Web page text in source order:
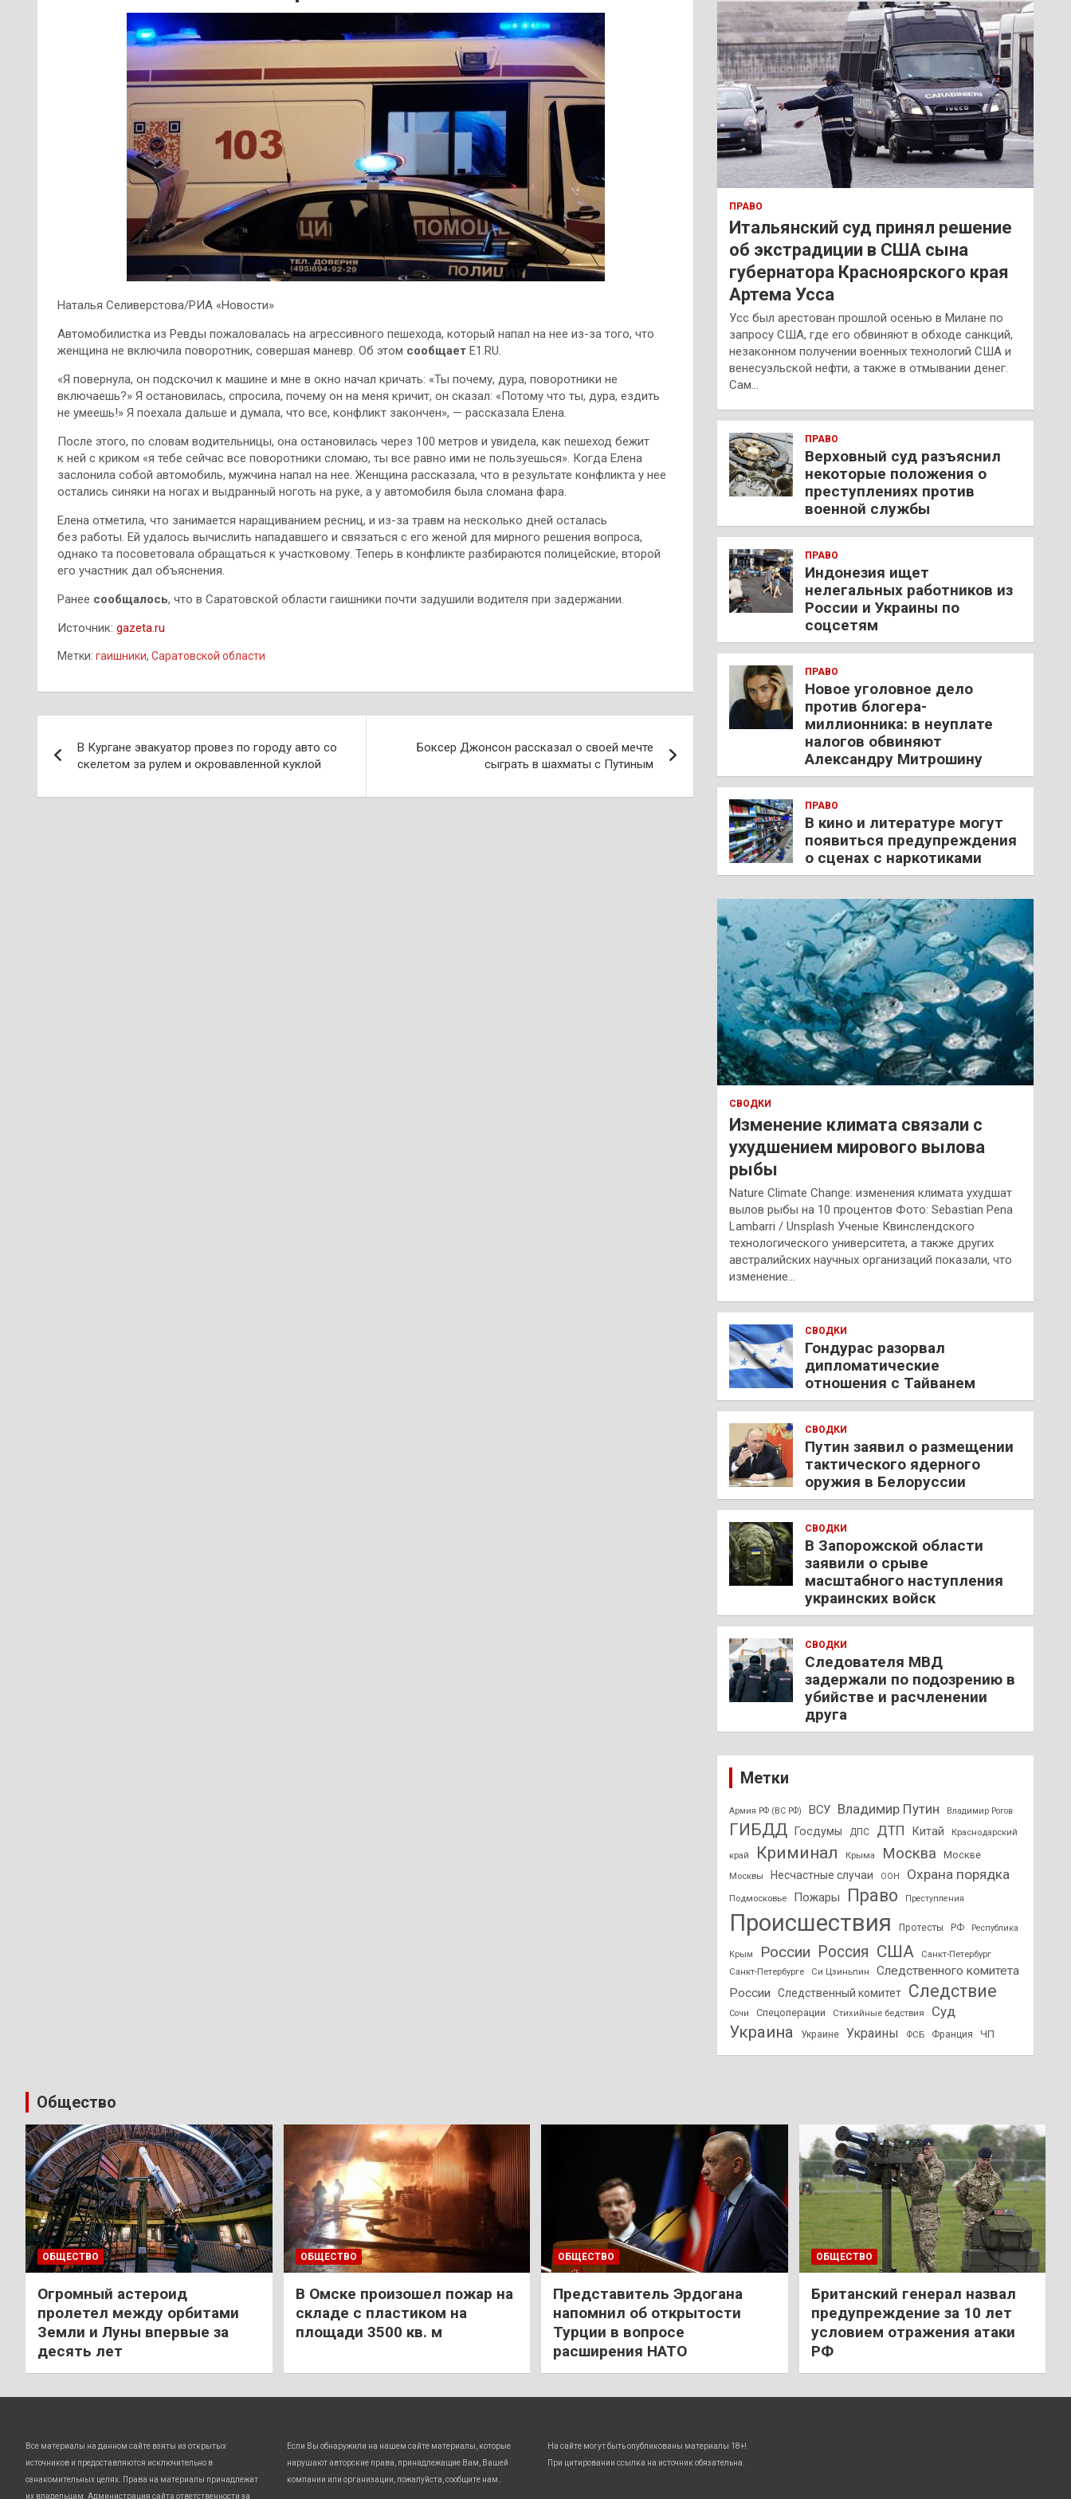
Наталья Селиверстова/РИА «Новости»
Автомобилистка из Ревды пожаловалась на агрессивного пешехода, который напал на нее из-за того, что
женщина не включила поворотник, совершая маневр. Об этом сообщает E1.RU.
«Я повернула, он подскочил к машине и мне в окно начал кричать: «Ты почему, дура, поворотники не
включаешь?» Я остановилась, спросила, почему он на меня кричит, он сказал: «Потому что ты, дура, ездить
не умеешь!» Я поехала дальше и думала, что все, конфликт закончен», — рассказала Елена.
После этого, по словам водительницы, она остановилась через 100 метров и увидела, как пешеход бежит
к ней с криком «я тебе сейчас все поворотники сломаю, ты все равно ими не пользуешься». Когда Елена
заслонила собой автомобиль, мужчина напал на нее. Женщина рассказала, что в результате конфликта у нее
остались синяки на ногах и выдранный ноготь на руке, а у автомобиля была сломана фара.
Елена отметила, что занимается наращиванием ресниц, и из-за травм на несколько дней осталась
без работы. Ей удалось вычислить нападавшего и связаться с его женой для мирного решения вопроса,
однако та посоветовала обращаться к участковому. Теперь в конфликте разбираются полицейские, второй
его участник дал объяснения.
Ранее сообщалось, что в Саратовской области гаишники почти задушили водителя при задержании.
Источник: gazeta.ru
Метки: гаишники, Саратовской области
по
записям
В Кургане эвакуатор провез по городу авто со
скелетом за рулем и окровавленной куклой
Боксер Джонсон рассказал о своей мечте
сыграть в шахматы с Путиным
к
ПРАВО
Итальянский суд принял решение
об экстрадиции в США сына
губернатора Красноярского края
Артема Усса
Усс был арестован прошлой осенью в Милане по
запросу США, где его обвиняют в обходе санкций,
незаконном получении военных технологий США и
венесуэльской нефти, а также в отмывании денег.
Сам…
ПРАВО
Верховный суд разъяснил
некоторые положения о
преступлениях против
военной службы
ПРАВО
Индонезия ищет
нелегальных работников из
России и Украины по
соцсетям
ПРАВО
Новое уголовное дело
против блогера-
миллионника: в неуплате
налогов обвиняют
Александру Митрошину
ПРАВО
В кино и литературе могут
появиться предупреждения
о сценах с наркотиками
СВОДКИ
Изменение климата связали с
ухудшением мирового вылова
рыбы
Nature Climate Change: изменения климата ухудшат
вылов рыбы на 10 процентов Фото: Sebastian Pena
Lambarri / Unsplash Ученые Квинслендского
технологического университета, а также других
австралийских научных организаций показали, что
изменение…
СВОДКИ
Гондурас разорвал
дипломатические
отношения с Тайванем
СВОДКИ
Путин заявил о размещении
тактического ядерного
оружия в Белоруссии
СВОДКИ
В Запорожской области
заявили о срыве
масштабного наступления
украинских войск
СВОДКИ
Следователя МВД
задержали по подозрению в
убийстве и расчленении
друга
Метки
Армия РФ (ВС РФ) ВСУ Владимир Путин Владимир Рогов
ГИБДД Госдумы ДПС ДТП Китай Краснодарский
край Криминал Крыма Москва Москве
Москвы Несчастные случаи ООН Охрана порядка
Подмосковье Пожары Право Преступления
Происшествия Протесты РФ Республика
Крым России Россия США
Санкт-Петербург
Санкт-Петербурге
Си Цзиньпин
Следственного комитета
России
Следственный комитет Следствие
Сочи Спецоперации Стихийные бедствия Суд
Украина Украине Украины ФСБ Франция ЧП
Общество
ОБЩЕСТВО
Огромный астероид
пролетел между орбитами
Земли и Луны впервые за
десять лет
ОБЩЕСТВО
В Омске произошел пожар на
складе с пластиком на
площади 3500 кв. м
ОБЩЕСТВО
Представитель Эрдогана
напомнил об открытости
Турции в вопросе
расширения НАТО
ОБЩЕСТВО
Британский генерал назвал
предупреждение за 10 лет
условием отражения атаки
РФ
Все материалы на данном сайте взяты из открытых
источников и предоставляются исключительно в
ознакомительных целях. Права на материалы принадлежат
их владельцам. Администрация сайта ответственности за
Если Вы обнаружили на нашем сайте материалы, которые
нарушают авторские права, принадлежащие Вам, Вашей
компании или организации, пожалуйста, сообщите нам.
На сайте могут быть опубликованы материалы 18+!
При цитировании ссылка на источник обязательна.